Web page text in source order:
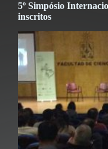
5º Simpósio
inscritos